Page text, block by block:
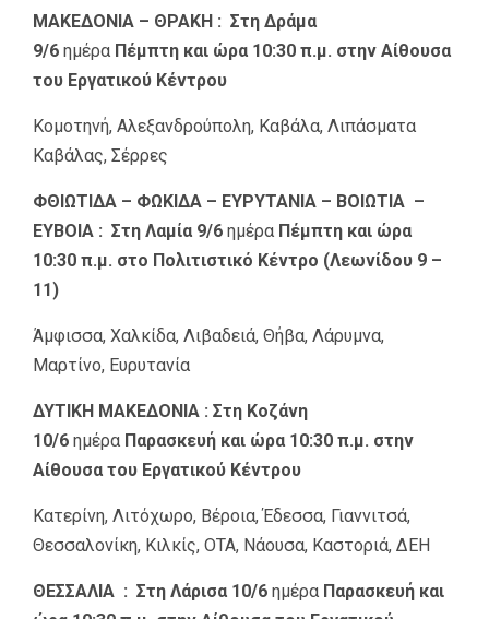
ΜΑΚΕΔΟΝΙΑ – ΘΡΑΚΗ : Στη Δράμα
9/6 ημέρα Πέμπτη και ώρα 10:30 π.μ. στην Αίθουσα
του Εργατικού Κέντρου
Κομοτηνή, Αλεξανδρούπολη, Καβάλα, Λιπάσματα
Καβάλας, Σέρρες
ΦΘΙΩΤΙΔΑ – ΦΩΚΙΔΑ – ΕΥΡΥΤΑΝΙΑ – ΒΟΙΩΤΙΑ –
ΕΥΒΟΙΑ : Στη Λαμία 9/6 ημέρα Πέμπτη και ώρα
10:30 π.μ. στο Πολιτιστικό Κέντρο (Λεωνίδου 9 –
11)
Άμφισσα, Χαλκίδα, Λιβαδειά, Θήβα, Λάρυμνα,
Μαρτίνο, Ευρυτανία
ΔΥΤΙΚΗ ΜΑΚΕΔΟΝΙΑ : Στη Κοζάνη
10/6 ημέρα Παρασκευή και ώρα 10:30 π.μ. στην
Αίθουσα του Εργατικού Κέντρου
Κατερίνη, Λιτόχωρο, Βέροια, Έδεσσα, Γιαννιτσά,
Θεσσαλονίκη, Κιλκίς, ΟΤΑ, Νάουσα, Καστοριά, ΔΕΗ
ΘΕΣΣΑΛΙΑ : Στη Λάρισα 10/6 ημέρα Παρασκευή και